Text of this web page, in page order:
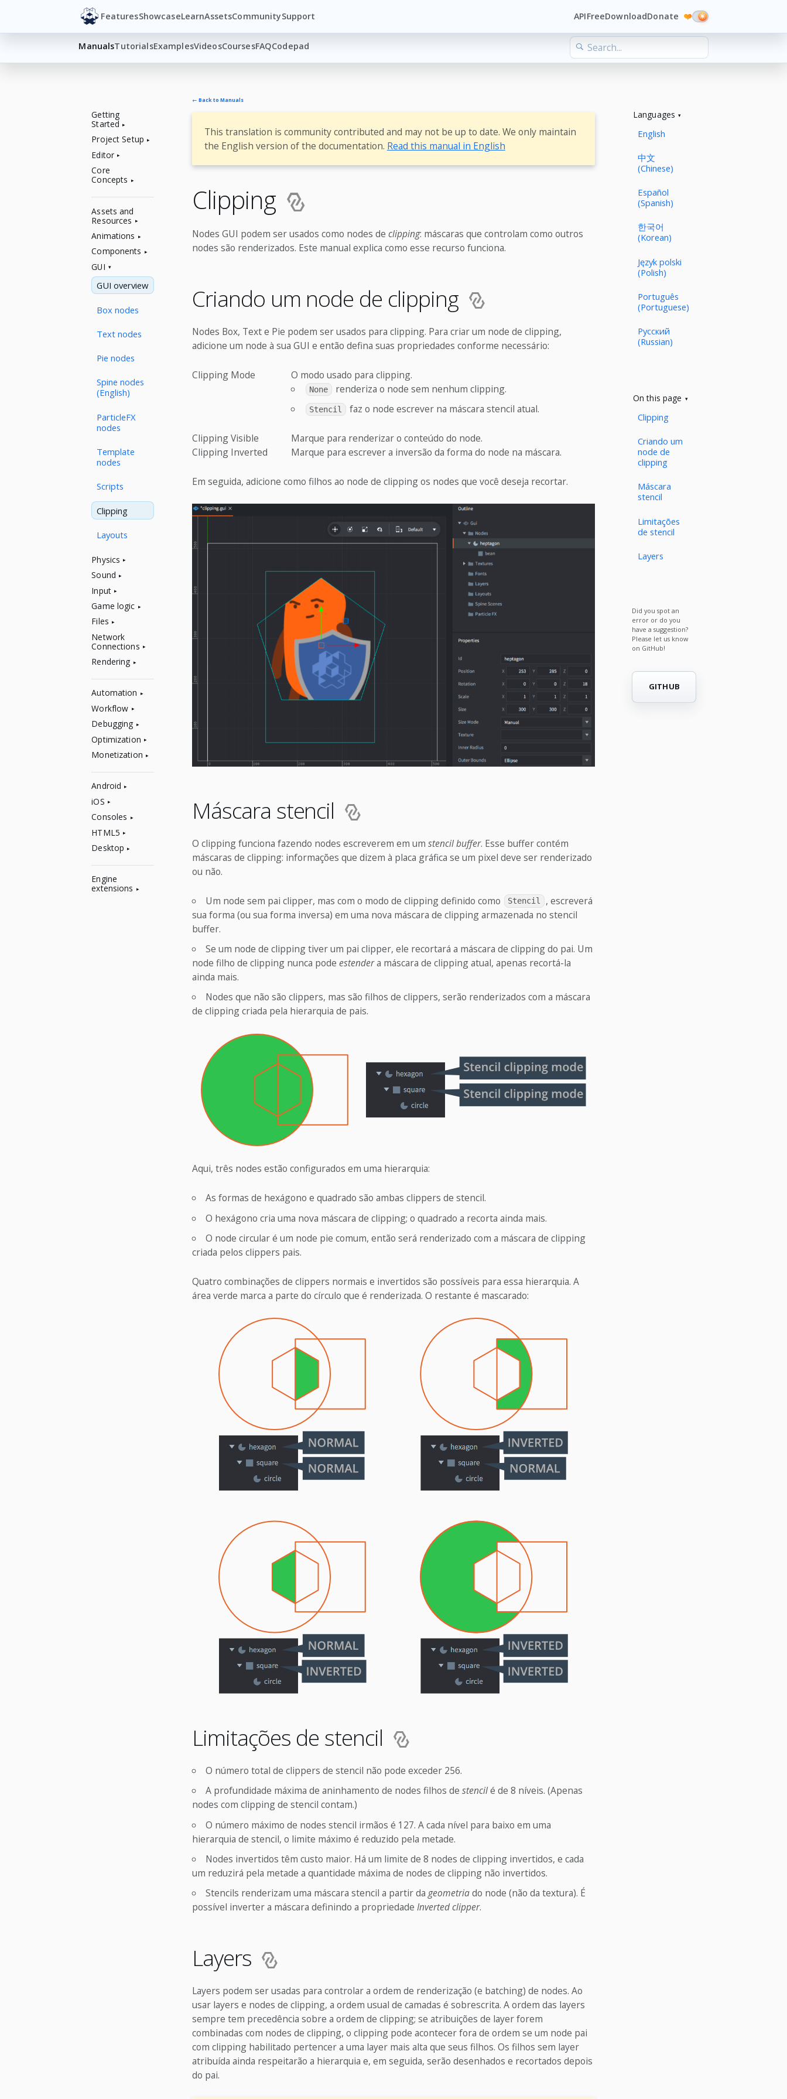
FeaturesShowcaseLearnAssetsCommunitySupport APIFreeDownloadDonate ❤️
ManualsTutorialsExamplesVideosCoursesFAQCodepad
Getting
Started
Project Setup
Editor
Core
Concepts
Assets and
Resources
Animations
Components
GUI
GUI overview
Box nodes
Text nodes
Pie nodes
Spine nodes
(English)
ParticleFX
nodes
Template
nodes
Scripts
Clipping
Layouts
Physics
Sound
Input
Game logic
Files
Network
Connections
Rendering
Automation
Workflow
Debugging
Optimization
Monetization
Android
iOS
Consoles
HTML5
Desktop
Engine
extensions
← Back to Manuals
This translation is community contributed and may not be up to date. We only maintain
the English version of the documentation. Read this manual in English
Clipping
Nodes GUI podem ser usados como nodes de clipping: máscaras que controlam como outros
nodes são renderizados. Este manual explica como esse recurso funciona.
Criando um node de clipping
Nodes Box, Text e Pie podem ser usados para clipping. Para criar um node de clipping,
adicione um node à sua GUI e então defina suas propriedades conforme necessário:
Clipping Mode O modo usado para clipping.
None renderiza o node sem nenhum clipping.
Stencil faz o node escrever na máscara stencil atual.
Clipping Visible
Marque para renderizar o conteúdo do node.
Clipping Inverted
Marque para escrever a inversão da forma do node na máscara.
Em seguida, adicione como filhos ao node de clipping os nodes que você deseja recortar.
Máscara stencil
O clipping funciona fazendo nodes escreverem em um stencil buffer. Esse buffer contém
máscaras de clipping: informações que dizem à placa gráfica se um pixel deve ser renderizado
ou não.
Um node sem pai clipper, mas com o modo de clipping definido como Stencil
, escreverá
sua forma (ou sua forma inversa) em uma nova máscara de clipping armazenada no stencil
buffer.
Se um node de clipping tiver um pai clipper, ele recortará a máscara de clipping do pai. Um
node filho de clipping nunca pode estendera máscara de clipping atual, apenas recortá-la
ainda mais.
Nodes que não são clippers, mas são filhos de clippers, serão renderizados com a máscara
de clipping criada pela hierarquia de pais.
Aqui, três nodes estão configurados em uma hierarquia:
As formas de hexágono e quadrado são ambas clippers de stencil.
O hexágono cria uma nova máscara de clipping; o quadrado a recorta ainda mais.
O node circular é um node pie comum, então será renderizado com a máscara de clipping
criada pelos clippers pais.
Quatro combinações de clippers normais e invertidos são possíveis para essa hierarquia. A
área verde marca a parte do círculo que é renderizada. O restante é mascarado:
Limitações de stencil
O número total de clippers de stencil não pode exceder 256.
A profundidade máxima de aninhamento de nodes filhos de stencilé de 8 níveis. (Apenas
nodes com clipping de stencil contam.)
O número máximo de nodes stencil irmãos é 127. A cada nível para baixo em uma
hierarquia de stencil, o limite máximo é reduzido pela metade.
Nodes invertidos têm custo maior. Há um limite de 8 nodes de clipping invertidos, e cada
um reduzirá pela metade a quantidade máxima de nodes de clipping não invertidos.
Stencils renderizam uma máscara stencil a partir dageometriado node (não da textura). É
possível inverter a máscara definindo a propriedade Inverted clipper.
Layers
Layers podem ser usadas para controlar a ordem de renderização (e batching) de nodes. Ao
usar layers e nodes de clipping, a ordem usual de camadas é sobrescrita. A ordem das layers
sempre tem precedência sobre a ordem de clipping; se atribuições de layer forem
combinadas com nodes de clipping, o clipping pode acontecer fora de ordem se um node pai
com clipping habilitado pertencer a uma layer mais alta que seus filhos. Os filhos sem layer
atribuída ainda respeitarão a hierarquia e, em seguida, serão desenhados e recortados depois
do pai.
Languages
English
中文
(Chinese)
Español
(Spanish)
한국어
(Korean)
Język polski
(Polish)
Português
(Portuguese)
Русский
(Russian)
On this page
Clipping
Criando um
node de
clipping
Máscara
stencil
Limitações
de stencil
Layers
Did you spot an
error or do you
have a suggestion?
Please let us know
on GitHub!
GITHUB